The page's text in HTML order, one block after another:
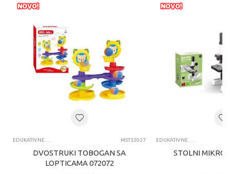
EDUKATIVNE IGRACKE ZA DECU MST32027
DVOSTRUKI TOBOGAN SA
LOPTICAMA 072072
EDUKATIVNE IGRACKE ZA DECU
STOLNI